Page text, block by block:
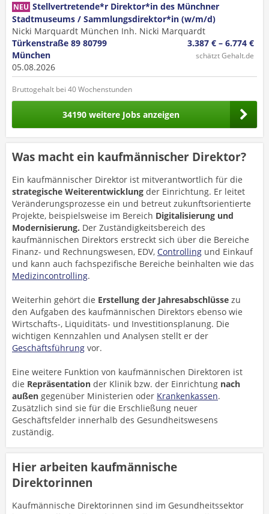
NEU Stellvertretende*r Direktor*in des Münchner
Stadtmuseums / Sammlungsdirektor*in (w/m/d)
Nicki Marquardt München Inh. Nicki Marquardt
Türkenstraße 89 80799
München
05.08.2026
3.387 € – 6.774 €
schätzt Gehalt.de
Bruttogehalt bei 40 Wochenstunden
34190 weitere Jobs anzeigen
Was macht ein kaufmännischer Direktor?
Ein kaufmännischer Direktor ist mitverantwortlich für die
strategische Weiterentwicklung der Einrichtung. Er leitet
Veränderungsprozesse ein und betreut zukunftsorientierte
Projekte, beispielsweise im Bereich Digitalisierung und
Modernisierung. Der Zuständigkeitsbereich des
kaufmännischen Direktors erstreckt sich über die Bereiche
Finanz- und Rechnungswesen, EDV, Controlling und Einkauf
und kann auch fachspezifische Bereiche beinhalten wie das
Medizincontrolling.
Weiterhin gehört die Erstellung der Jahresabschlüsse zu
den Aufgaben des kaufmännischen Direktors ebenso wie
Wirtschafts-, Liquiditäts- und Investitionsplanung. Die
wichtigen Kennzahlen und Analysen stellt er der
Geschäftsführung vor.
Eine weitere Funktion von kaufmännischen Direktoren ist
die Repräsentation der Klinik bzw. der Einrichtung nach
außen gegenüber Ministerien oder Krankenkassen.
Zusätzlich sind sie für die Erschließung neuer
Geschäftsfelder innerhalb des Gesundheitswesens
zuständig.
Hier arbeiten kaufmännische
Direktorinnen
Kaufmännische Direktorinnen sind im Gesundheitssektor